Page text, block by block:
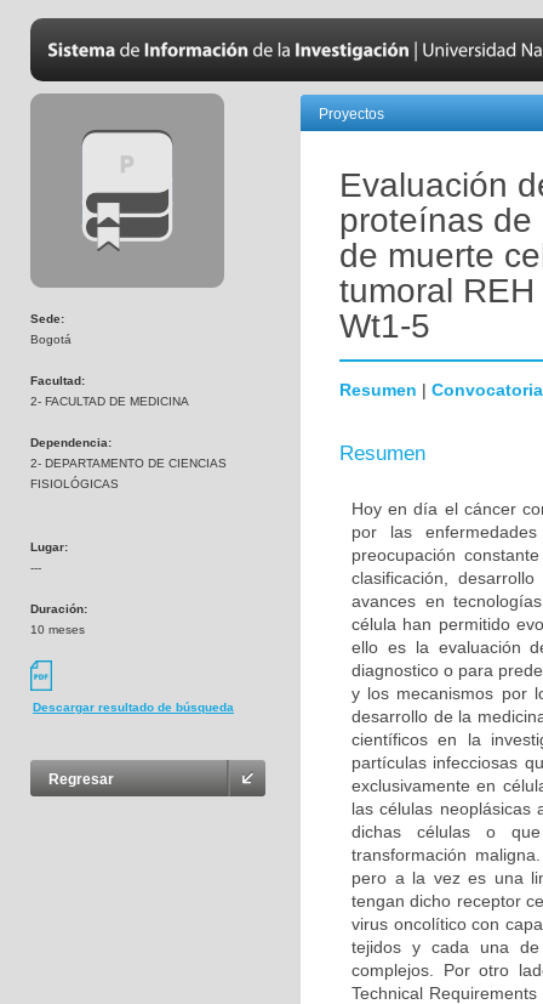
Sede:
Bogotá
Facultad:
2- FACULTAD DE MEDICINA
Dependencia:
2- DEPARTAMENTO DE CIENCIAS
FISIOLÓGICAS
Lugar:
---
Duración:
10 meses
Descargar resultado de búsqueda
Regresar
Proyectos
Evaluación
proteínas de
de muerte
tumoral
Wt1-5
Resumen | Convocatoria
Resumen
Hoy en día el cáncer
por las
preocupación
clasificación,
avances en
célula han permitido
ello es la evaluación
diagnostico o para
y los mecanismos por
desarrollo de la
científicos en la
partículas infecciosas
exclusivamente en
las células neoplásicas
dichas células o
transformación
pero a la vez es una
tengan dicho receptor
virus oncolítico con
tejidos y cada una de
complejos. Por otro
Technical